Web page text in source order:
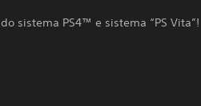
sistema PS4™ e sistema “PS Vita”!